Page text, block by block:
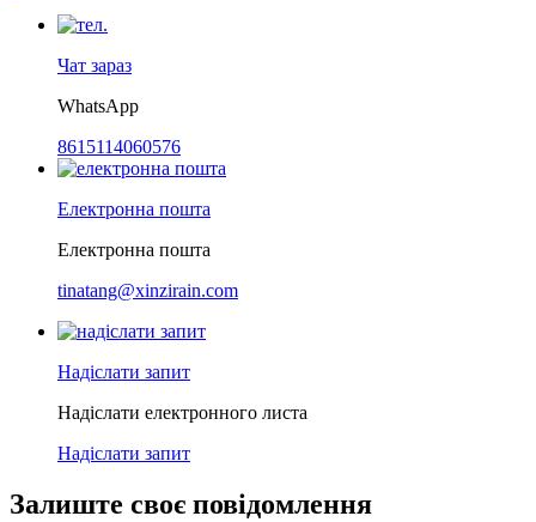
Чат зараз
WhatsApp
8615114060576
Електронна пошта
Електронна пошта
tinatang@xinzirain.com
Надіслати запит
Надіслати електронного листа
Надіслати запит
Залиште своє повідомлення